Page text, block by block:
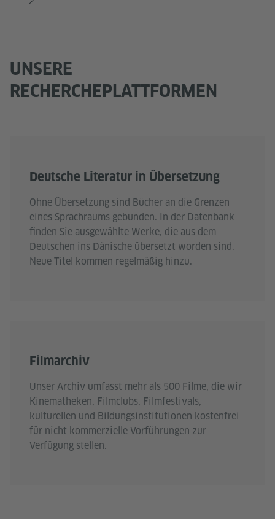
UNSERE
RECHERCHEPLATTFORMEN
Deutsche Literatur in Übersetzung
Ohne Übersetzung sind Bücher an die Grenzen
eines Sprachraums gebunden. In der Datenbank
finden Sie ausgewählte Werke, die aus dem
Deutschen ins Dänische übersetzt worden sind.
Neue Titel kommen regelmäßig hinzu.
Filmarchiv
Unser Archiv umfasst mehr als 500 Filme, die wir
Kinematheken, Filmclubs, Filmfestivals,
kulturellen und Bildungsinstitutionen kostenfrei
für nicht kommerzielle Vorführungen zur
Verfügung stellen.